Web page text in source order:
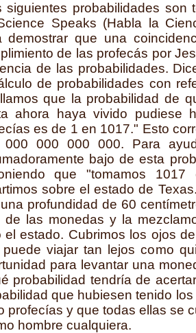
siguientes probabilidades son
Speaks (Habla la
demostrar que una
de las profecás por
de las probabilidades.
de probabilidades con
que la probabilidad de
ahora haya vivido pudiese
es de 1 en 1017." Esto
000 000 000 000. Para
bajo de esta
que "tomamos
sobre el estado de
profundidad de 60
de las monedas y la
el estado. Cubrimos los ojos
viajar tan lejos como
para levantar una
probabilidad tendría de
que hubiesen tenido
profecías y que todas ellas se
hombre cualquiera.